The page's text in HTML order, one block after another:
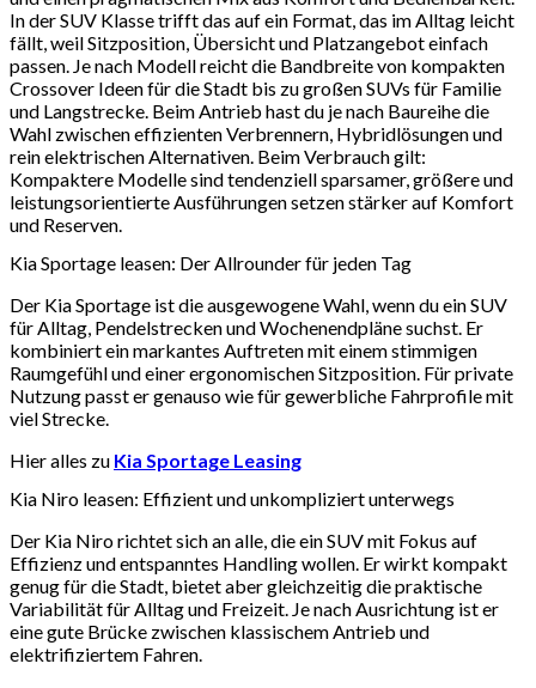
In der SUV Klasse trifft das auf ein Format, das im Alltag leicht
fällt, weil Sitzposition, Übersicht und Platzangebot einfach
passen. Je nach Modell reicht die Bandbreite von kompakten
Crossover Ideen für die Stadt bis zu großen SUVs für Familie
und Langstrecke. Beim Antrieb hast du je nach Baureihe die
Wahl zwischen effizienten Verbrennern, Hybridlösungen und
rein elektrischen Alternativen. Beim Verbrauch gilt:
Kompaktere Modelle sind tendenziell sparsamer, größere und
leistungsorientierte Ausführungen setzen stärker auf Komfort
und Reserven.
Kia Sportage leasen: Der Allrounder für jeden Tag
Der Kia Sportage ist die ausgewogene Wahl, wenn du ein SUV
für Alltag, Pendelstrecken und Wochenendpläne suchst. Er
kombiniert ein markantes Auftreten mit einem stimmigen
Raumgefühl und einer ergonomischen Sitzposition. Für private
Nutzung passt er genauso wie für gewerbliche Fahrprofile mit
viel Strecke.
Hier alles zu Kia Sportage Leasing
Kia Niro leasen: Effizient und unkompliziert unterwegs
Der Kia Niro richtet sich an alle, die ein SUV mit Fokus auf
Effizienz und entspanntes Handling wollen. Er wirkt kompakt
genug für die Stadt, bietet aber gleichzeitig die praktische
Variabilität für Alltag und Freizeit. Je nach Ausrichtung ist er
eine gute Brücke zwischen klassischem Antrieb und
elektrifiziertem Fahren.